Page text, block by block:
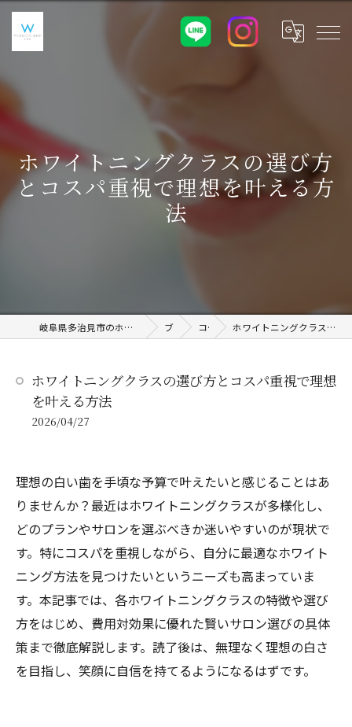
ホワイトニングクラスの選び方
とコスパ重視で理想を叶える方
法
岐阜県多治見市のホワイトニングならWHITENING SHOP 土岐店 ブログ コラム ホワイトニングクラスの選び方とコスパ重視で理想を叶える方法
ホワイトニングクラスの選び方とコスパ重視で理想
を叶える方法
2026/04/27
理想の白い歯を手頃な予算で叶えたいと感じることはあ
りませんか？最近はホワイトニングクラスが多様化し、
どのプランやサロンを選ぶべきか迷いやすいのが現状で
す。特にコスパを重視しながら、自分に最適なホワイト
ニング方法を見つけたいというニーズも高まっていま
す。本記事では、各ホワイトニングクラスの特徴や選び
方をはじめ、費用対効果に優れた賢いサロン選びの具体
策まで徹底解説します。読了後は、無理なく理想の白さ
を目指し、笑顔に自信を持てるようになるはずです。